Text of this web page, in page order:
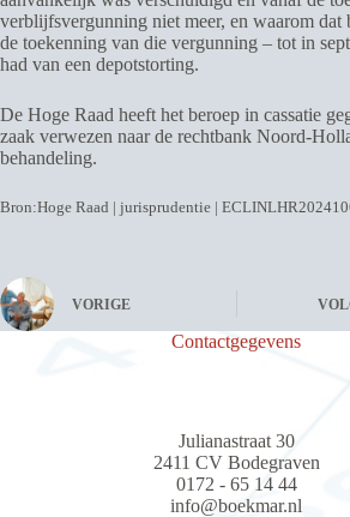
verblijfsvergunning niet meer, en waarom dat
de toekenning van die vergunning – tot in
had van een depotstorting.
De Hoge Raad heeft het beroep in cassatie
zaak verwezen naar de rechtbank Noord-
behandeling.
Bron:Hoge Raad | jurisprudentie |
VORIGE
Contactgegevens
Julianastraat 30
2411 CV Bodegraven
0172 - 65 14 44
info@boekmar.nl